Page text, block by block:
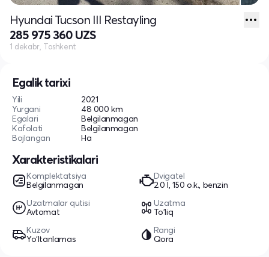
Egalik tarixi
Yili
2021
Yurgani
48 000 km
Egalari
Belgilanmagan
Kafolati
Belgilanmagan
Bojlangan
Ha
Xarakteristikalari
Komplektatsiya
Belgilanmagan
Dvigatel
2.0 l, 150 o.k., benzin
Uzatmalar qutisi
Avtomat
Uzatma
To'liq
Kuzov
Yo‘ltanlamas
Rangi
Qora
Hyundai Tucson III Restayling
285 975 360 UZS
1 dekabr, Toshkent